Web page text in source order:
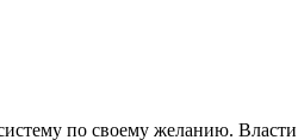
по своему желанию.